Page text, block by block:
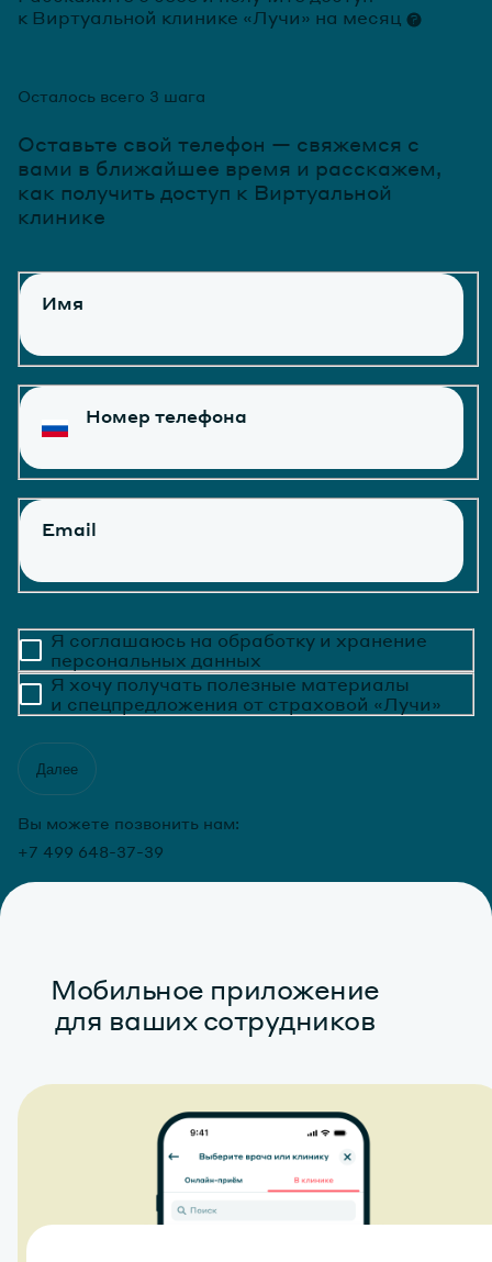
к Виртуальной клинике «Лучи» на месяц
Осталось всего 3 шага
Оставьте свой телефон — свяжемся с
вами в ближайшее время и расскажем,
как получить доступ к Виртуальной
клинике
Имя
Номер телефона
Email
Я соглашаюсь на обработку и хранение
персональных данных
Я хочу получать полезные материалы
и спецпредложения от страховой «Лучи»
Далее
Вы можете позвонить нам:
+7 499 648-37-39
Мобильное приложение
для ваших сотрудников